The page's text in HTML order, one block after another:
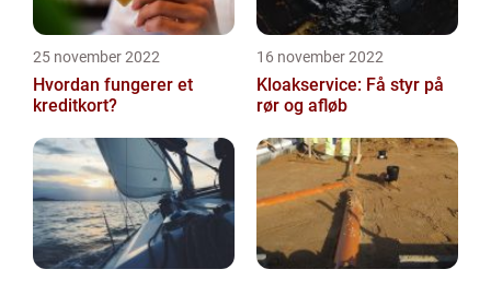
25 november 2022
Hvordan fungerer et
kreditkort?
16 november 2022
Kloakservice: Få styr på
rør og afløb